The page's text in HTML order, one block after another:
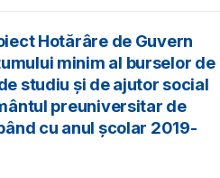
Hotărâre de Guvern
minim al burselor de
studiu și de ajutor social
preuniversitar de
cu anul școlar 2019-